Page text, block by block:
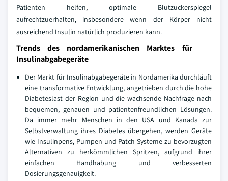
Patienten helfen, optimale Blutzuckerspiegel
aufrechtzuerhalten, insbesondere wenn der Körper nicht
ausreichend Insulin natürlich produzieren kann.
Trends des nordamerikanischen Marktes für
Insulinabgabegeräte
Der Markt für Insulinabgabegeräte in Nordamerika durchläuft
eine transformative Entwicklung, angetrieben durch die hohe
Diabeteslast der Region und die wachsende Nachfrage nach
bequemen, genauen und patientenfreundlichen Lösungen.
Da immer mehr Menschen in den USA und Kanada zur
Selbstverwaltung ihres Diabetes übergehen, werden Geräte
wie Insulinpens, Pumpen und Patch-Systeme zu bevorzugten
Alternativen zu herkömmlichen Spritzen, aufgrund ihrer
einfachen Handhabung und verbesserten
Dosierungsgenauigkeit.